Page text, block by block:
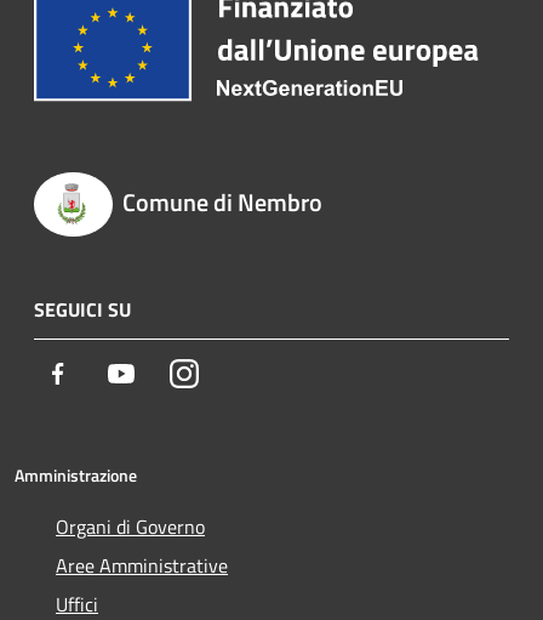
Comune di Nembro
SEGUICI SU
Facebook YoutubeInstagram
Amministrazione
Organi di Governo
Aree Amministrative
Uffici